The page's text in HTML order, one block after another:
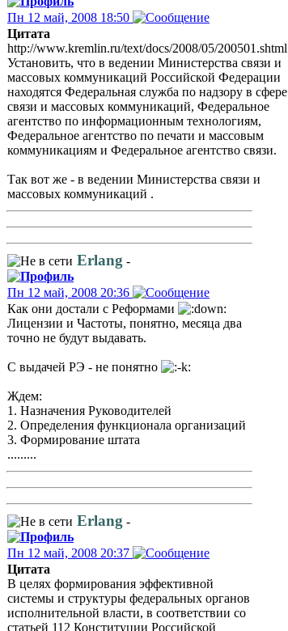
Пн 12 май, 2008 18:50
Цитата
http://www.kremlin.ru/text/docs/2008/05/200501.shtml
Установить, что в ведении Министерства связи и
массовых коммуникаций Российской Федерации
находятся Федеральная служба по надзору в сфере
связи и массовых коммуникаций, Федеральное
агентство по информационным технологиям,
Федеральное агентство по печати и массовым
коммуникациям и Федеральное агентство связи.
Так вот же - в ведении Министерства связи и
массовых коммуникаций .
Erlang -
Пн 12 май, 2008 20:36
Как они достали с Реформами
Лицензии и Частоты, понятно, месяца два
точно не будут выдавать.
С выдачей РЭ - не понятно
Ждем:
1. Назначения Руководителей
2. Определения функционала организаций
3. Формирование штата
.........
Erlang -
Пн 12 май, 2008 20:37
Цитата
В целях формирования эффективной
системы и структуры федеральных органов
исполнительной власти, в соответствии со
статьей 112 Конституции Российской